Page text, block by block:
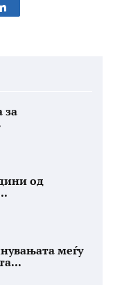
за
од
меѓу